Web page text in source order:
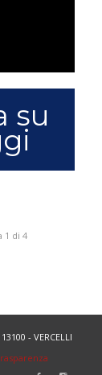
su
1 di 4
- VERCELLI